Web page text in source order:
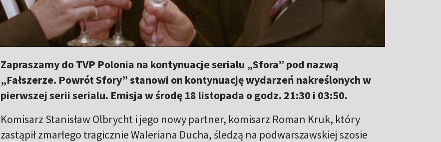
Zapraszamy do TVP Polonia na kontynuacje serialu „Sfora” pod nazwą
„Fałszerze. Powrót Sfory” stanowi on kontynuację wydarzeń nakreślonych w
pierwszej serii serialu. Emisja w środę 18 listopada o godz. 21:30 i 03:50.
Komisarz Stanisław Olbrycht i jego nowy partner, komisarz Roman Kruk, który
zastąpił zmarłego tragicznie Waleriana Ducha, śledzą na podwarszawskiej szosie